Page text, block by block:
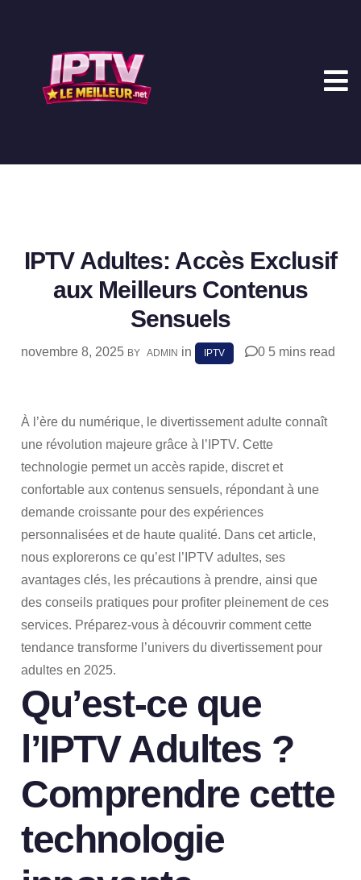
IPTV Adultes: Accès Exclusif
aux Meilleurs Contenus
Sensuels
novembre 8, 2025 BY ADMIN in IPTV 0 5 mins read
À l’ère du numérique, le divertissement adulte connaît
une révolution majeure grâce à l’IPTV. Cette
technologie permet un accès rapide, discret et
confortable aux contenus sensuels, répondant à une
demande croissante pour des expériences
personnalisées et de haute qualité. Dans cet article,
nous explorerons ce qu’est l’IPTV adultes, ses
avantages clés, les précautions à prendre, ainsi que
des conseils pratiques pour profiter pleinement de ces
services. Préparez-vous à découvrir comment cette
tendance transforme l’univers du divertissement pour
adultes en 2025.
Qu’est-ce que
l’IPTV Adultes ?
Comprendre cette
technologie